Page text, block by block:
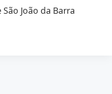
João da Barra